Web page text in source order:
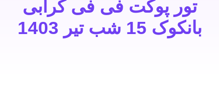
تور پوکت فی فی کرابی
بانکوک 15 شب تیر 1403